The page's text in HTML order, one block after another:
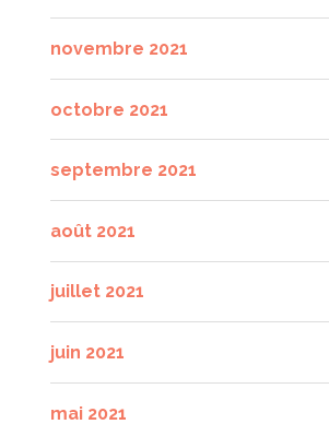
novembre 2021
octobre 2021
septembre 2021
août 2021
juillet 2021
juin 2021
mai 2021